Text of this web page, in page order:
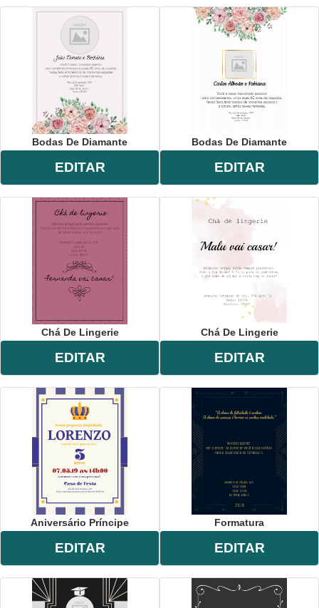
Bodas De Diamante
EDITAR
Bodas De Diamante
EDITAR
Chá De Lingerie
EDITAR
Chá De Lingerie
EDITAR
Aniversário Príncipe
EDITAR
Formatura
EDITAR